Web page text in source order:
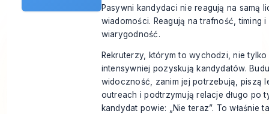
Pasywni kandydaci nie reagują na samą
wiadomości. Reagują na trafność, timing i
wiarygodność.
Rekruterzy, którym to wychodzi, nie tylko
intensywniej pozyskują kandydatów.
widoczność, zanim jej potrzebują, piszą
outreach i podtrzymują relacje długo po
kandydat powie: „Nie teraz”. To właśnie